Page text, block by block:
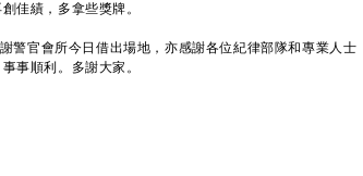
佳績，多拿些獎牌。
官會所今日借出場地，亦感謝各位紀律部隊和專業人士
事順利。多謝大家。